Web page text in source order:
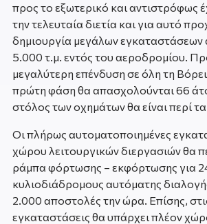
προς το εξωτερικό και αντιστρόφως
την τελευταία διετία και για αυτό
δημιουργία μεγάλων εγκαταστάσεων
5.000 τ.μ. εντός του αεροδρομίου.
μεγαλύτερη επένδυση σε όλη τη
πρώτη φάση θα απασχολούνται 66
στόλος των οχημάτων θα είναι περί
Οι πλήρως αυτοματοποιημένες
χώρου λειτουργικών διεργασιών θα
ράμπα φόρτωσης – εκφόρτωσης για
κυλιοδιάδρομους αυτόματης
2.000 αποστολές την ώρα. Επίσης,
εγκαταστάσεις θα υπάρχει πλέον